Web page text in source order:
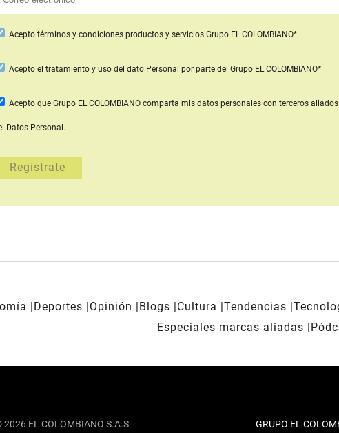
Acepto términos y condiciones productos y servicios Grupo EL COLOMBIANO*
Aceptoel tratamiento y uso del dato Personal por parte del Grupo EL COLOMBIANO*
Acepto que Grupo EL COLOMBIANO comparta mis datos personales con terceros
Datos Personal.
Deportes Opinión Blogs Cultura Tendencias
Especiales marcas aliadas
2026 EL COLOMBIANO S.A.S
GRUPO EL